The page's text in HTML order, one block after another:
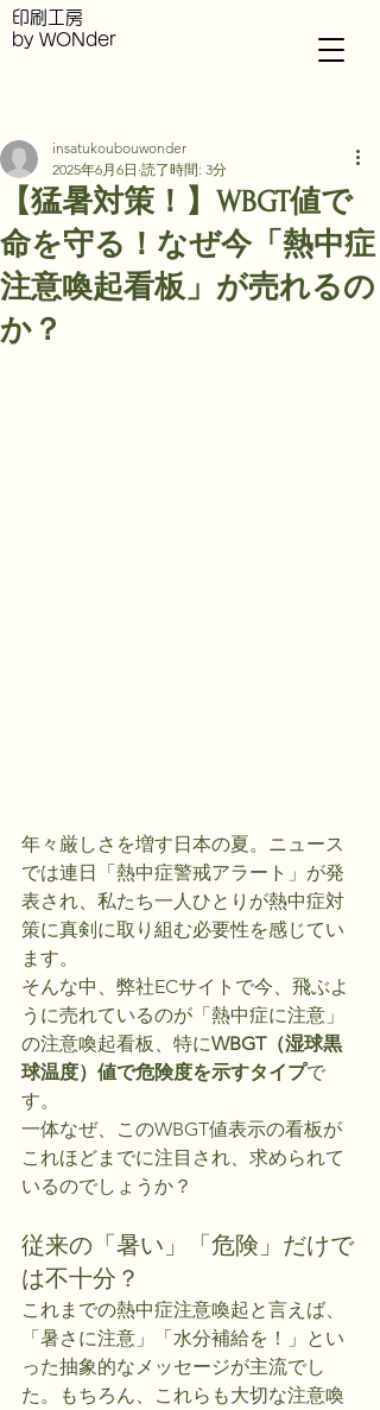
印刷工房
by WONder
【猛暑対策！】WBGT値で
命を守る！なぜ今「熱中症
注意喚起看板」が売れるの
か？
insatukoubouwonder
2025年6月6日 読了時間: 3分
年々厳しさを増す日本の夏。ニュース
では連日「熱中症警戒アラート」が発
表され、私たち一人ひとりが熱中症対
策に真剣に取り組む必要性を感じてい
ます。
そんな中、弊社ECサイトで今、飛ぶよ
うに売れているのが「熱中症に注意」
の注意喚起看板、特にWBGT（湿球黒
球温度）値で危険度を示すタイプで
す。
一体なぜ、このWBGT値表示の看板が
これほどまでに注目され、求められて
いるのでしょうか？
従来の「暑い」「危険」だけで
は不十分？
これまでの熱中症注意喚起と言えば、
「暑さに注意」「水分補給を！」とい
った抽象的なメッセージが主流でし
た。もちろん、これらも大切な注意喚